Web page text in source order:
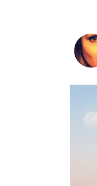
Inspiring
Life